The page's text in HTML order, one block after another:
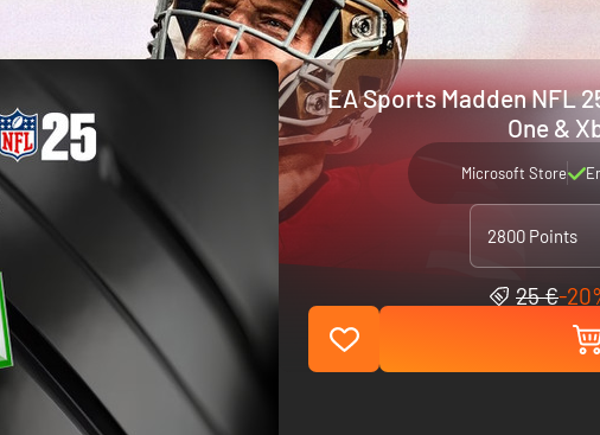
EA Sports Madden NFL
One &
Microsoft Store
2800 Points
25 €-